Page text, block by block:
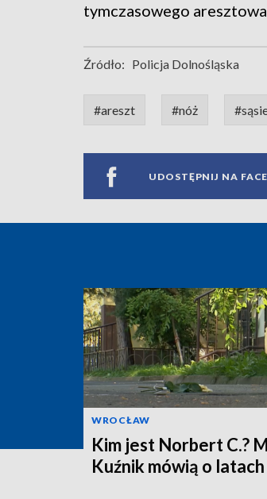
tymczasowego
Źródło: Policja Dolnośląska
#areszt #nóż
UDOSTĘPNIJ NA
WROCŁAW
Kim jest Norbert C.?
Kuźnik mówią o